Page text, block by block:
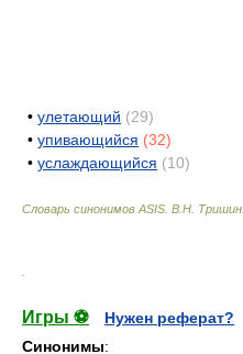
• улетающий (29)
• упивающийся (32)
• услаждающийся (10)
Словарь синонимов ASIS. В.Н. Тришин
Игры ⚽
Нужен реферат?
Синонимы: